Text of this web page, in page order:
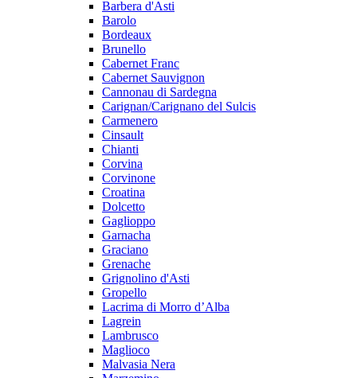
Barbera d'Asti
Barolo
Bordeaux
Brunello
Cabernet Franc
Cabernet Sauvignon
Cannonau di Sardegna
Carignan/Carignano del Sulcis
Carmenero
Cinsault
Chianti
Corvina
Corvinone
Croatina
Dolcetto
Gaglioppo
Garnacha
Graciano
Grenache
Grignolino d'Asti
Gropello
Lacrima di Morro d’Alba
Lagrein
Lambrusco
Maglioco
Malvasia Nera